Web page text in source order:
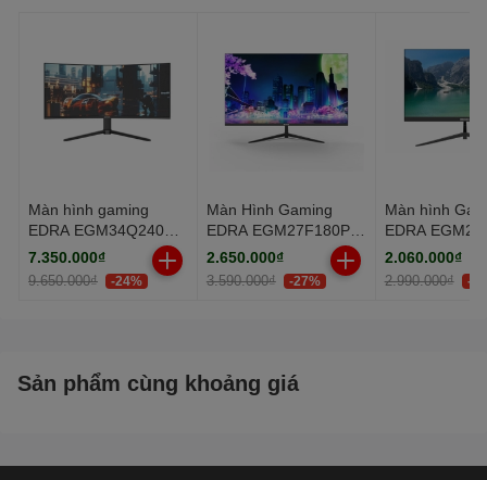
Màn hình gaming
EDRA EGM34Q240PR
34 inch WQHD
7.350.000₫
9.650.000₫ -24%
Màn Hình Gaming
EDRA EGM27F180PV
(27.0 inch - FHD - IPS
- 180Hz - 0.5ms)
2.650.000₫
3.590.000₫ -27%
Màn hình
EDRA
27 inch
2.060.000₫
2.990.000₫ -
Sản phẩm cùng khoảng giá